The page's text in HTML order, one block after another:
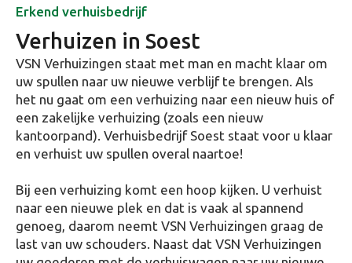
Erkend verhuisbedrijf
Verhuizen in Soest
VSN Verhuizingen staat met man en macht klaar om
uw spullen naar uw nieuwe verblijf te brengen. Als
het nu gaat om een verhuizing naar een nieuw huis of
een zakelijke verhuizing (zoals een nieuw
kantoorpand). Verhuisbedrijf Soest staat voor u klaar
en verhuist uw spullen overal naartoe!
Bij een verhuizing komt een hoop kijken. U verhuist
naar een nieuwe plek en dat is vaak al spannend
genoeg, daarom neemt VSN Verhuizingen graag de
last van uw schouders. Naast dat VSN Verhuizingen